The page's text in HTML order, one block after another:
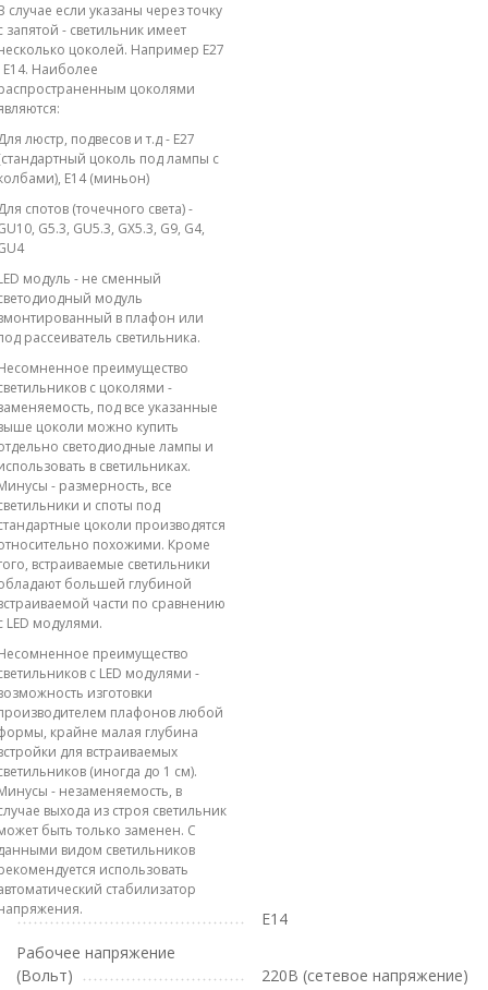
случае если указаны через точку
запятой - светильник имеет
цоколей. Например E27
E14. Наиболее
цоколями
люстр, подвесов и т.д - E27
цоколь под лампы с
E14 (миньон)
спотов (точечного света) -
G5.3, GU5.3, GX5.3, G9, G4,
модуль - не сменный
модуль
в плафон или
рассеиватель светильника.
преимущество
с цоколями -
под все указанные
цоколи можно купить
светодиодные лампы и
в светильниках.
- размерность, все
и споты под
цоколи производятся
похожими. Кроме
встраиваемые светильники
большей глубиной
части по сравнению
LED модулями.
преимущество
с LED модулями -
изготовки
плафонов любой
крайне малая глубина
для встраиваемых
(иногда до 1 см).
- незаменяемость, в
выхода из строя светильник
быть только заменен. С
видом светильников
использовать
стабилизатор
E14
Рабочее напряжение
(Вольт)
220В (сетевое напряжение)